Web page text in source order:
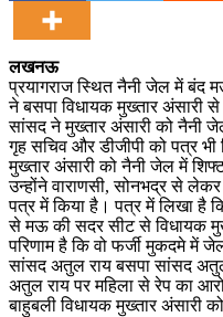
लखनऊ
प्रयागराज स्थित नैनी जेल में बंद
ने बसपा विधायक मुख्‍तार अंसारी
सांसद ने मुख्तार अंसारी को नैनी
गृह सचिव और डीजीपी को पत्र
मुख्तार अंसारी को नैनी जेल में
उन्होंने वाराणसी, सोनभद्र से
पत्र में किया है। पत्र में लिखा है
से मऊ की सदर सीट से विधायक
परिणाम है कि वो फर्जी मुकदमे में
सांसद अतुल राय बसपा सांसद
अतुल राय पर महिला से रेप का
बाहुबली विधायक मुख्तार अंसारी